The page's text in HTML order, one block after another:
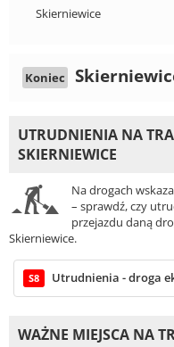
Skierniewice
Koniec
UTRUDNIENIA NA
SKIERNIEWICE
Na drogach
– sprawdź, czy
przejazdu daną
Skierniewice.
S8 Utrudnienia - droga
WAŻNE MIEJSCA NA